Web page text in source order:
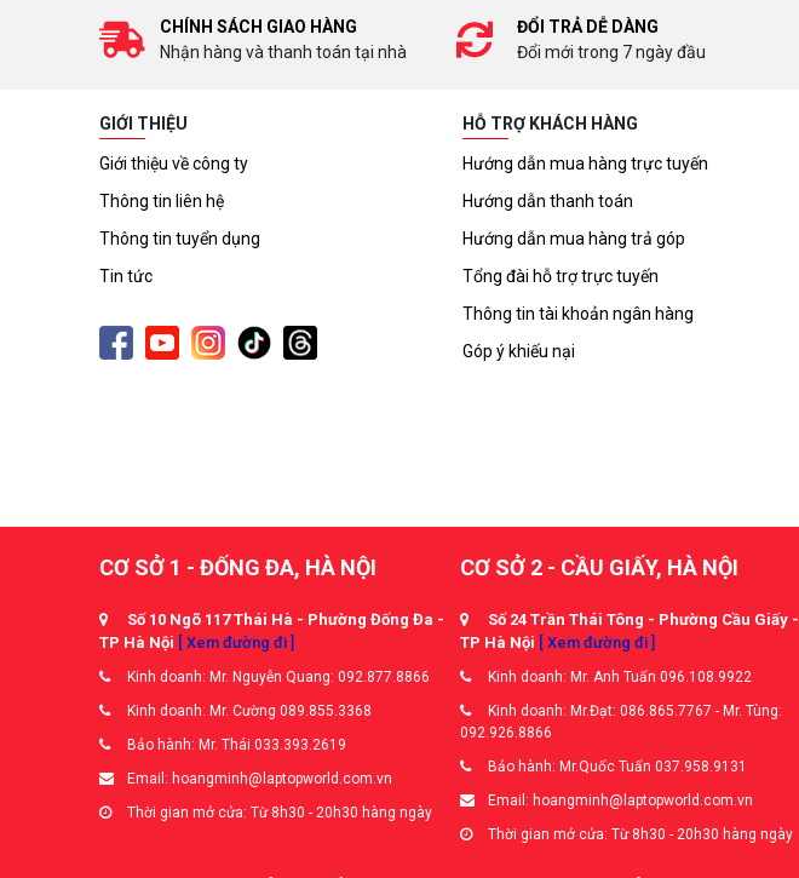
CHÍNH SÁCH GIAO HÀNG
Nhận hàng và thanh toán tại nhà
ĐỔI TRẢ DỄ DÀNG
Đổi mới trong 7 ngày đầu
GIỚI THIỆU
Giới thiệu về công ty
Thông tin liên hệ
Thông tin tuyển dụng
Tin tức
HỖ TRỢ KHÁCH HÀNG
Hướng dẫn mua hàng trực tuyến
Hướng dẫn thanh toán
Hướng dẫn mua hàng trả góp
Tổng đài hỗ trợ trực tuyến
Thông tin tài khoản ngân hàng
Góp ý khiếu nại
CƠ SỞ 1 - ĐỐNG ĐA, HÀ NỘI
Số 10 Ngõ 117 Thái Hà - Phường Đống Đa -
TP Hà Nội [ Xem đường đi ]
Kinh doanh: Mr. Nguyễn Quang: 092.877.8866
Kinh doanh: Mr. Cường 089.855.3368
Bảo hành: Mr. Thái 033.393.2619
Email: hoangminh@laptopworld.com.vn
Thời gian mở cửa: Từ 8h30 - 20h30 hàng ngày
CƠ SỞ 2 - CẦU GIẤY, HÀ NỘI
Số 24 Trần Thái Tông - Phường Cầu Giấy -
TP Hà Nội [ Xem đường đi ]
Kinh doanh: Mr. Anh Tuấn 096.108.9922
Kinh doanh: Mr.Đạt: 086.865.7767 - Mr. Tùng:
092.926.8866
Bảo hành: Mr.Quốc Tuấn 037.958.9131
Email: hoangminh@laptopworld.com.vn
Thời gian mở cửa: Từ 8h30 - 20h30 hàng ngày